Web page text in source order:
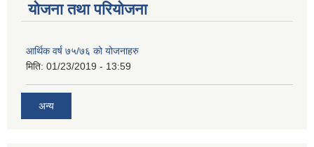
योजना तथा परियोजना
आर्थिक वर्ष ७५/७६ को योजनाहरु
मिति: 01/23/2019 - 13:59
अन्य